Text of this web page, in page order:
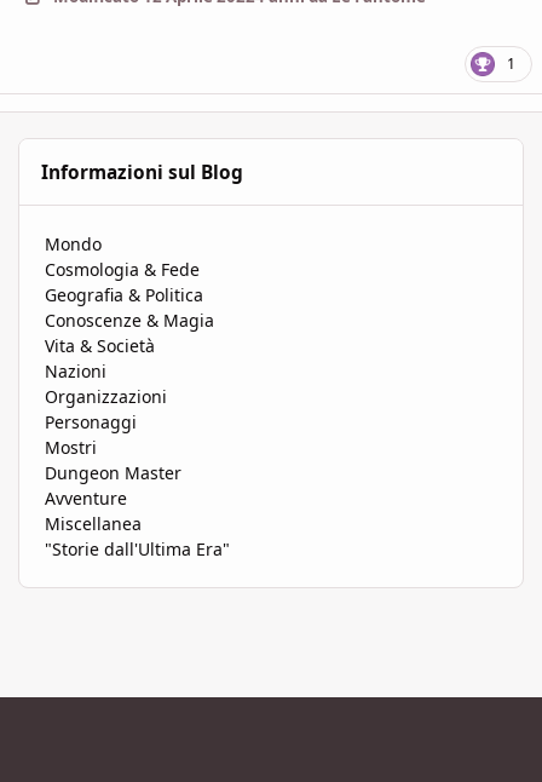
1
Informazioni sul Blog
Mondo
Cosmologia & Fede
Geografia & Politica
Conoscenze & Magia
Vita & Società
Nazioni
Organizzazioni
Personaggi
Mostri
Dungeon Master
Avventure
Miscellanea
"Storie dall'Ultima Era"